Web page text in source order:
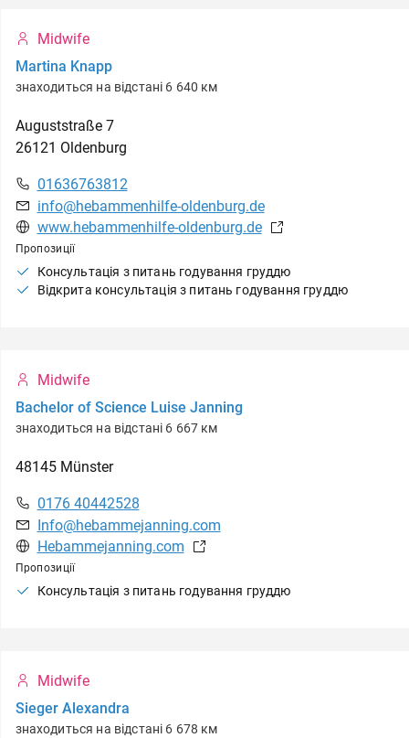
Midwife
Martina Knapp
знаходиться на відстані 6 640 км
Auguststraße 7
26121 Oldenburg
01636763812
info@hebammenhilfe-oldenburg.de
www.hebammenhilfe-oldenburg.de
Пропозиції
Консультація з питань годування груддю
Відкрита консультація з питань годування груддю
Midwife
Bachelor of Science Luise Janning
знаходиться на відстані 6 667 км
48145 Münster
0176 40442528
Info@hebammejanning.com
Hebammejanning.com
Пропозиції
Консультація з питань годування груддю
Midwife
Sieger Alexandra
знаходиться на відстані 6 678 км